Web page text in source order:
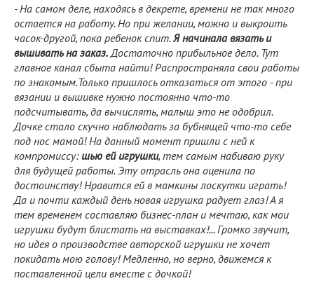
- На самом деле, находясь в декрете, времени не так много
остается на работу. Но при желании, можно и выкроить
часок-другой, пока ребенок спит.Я начинала вязать и
вышивать на заказ. Достаточно прибыльное дело. Тут
главное канал сбыта найти! Распространяла свои работы
по знакомым.Только пришлось отказаться от этого - при
вязании и вышивке нужно постоянно что-то
подсчитывать, да вычислять, малыш это не одобрил.
Дочке стало скучно наблюдать за бубнящей что-то себе
под нос мамой! На данный момент пришли с ней к
компромиссу: шью ей игрушки, тем самым набиваю руку
для будущей работы. Эту отрасль она оценила по
достоинству! Нравится ей в мамкины лоскутки играть!
Да и почти каждый день новая игрушка радует глаз! А я
тем временем составляю бизнес-план и мечтаю, как мои
игрушки будут блистать на выставках!... Громко звучит,
но идея о производстве авторской игрушки не хочет
покидать мою голову! Медленно, но верно, движемся к
поставленной цели вместе с дочкой!